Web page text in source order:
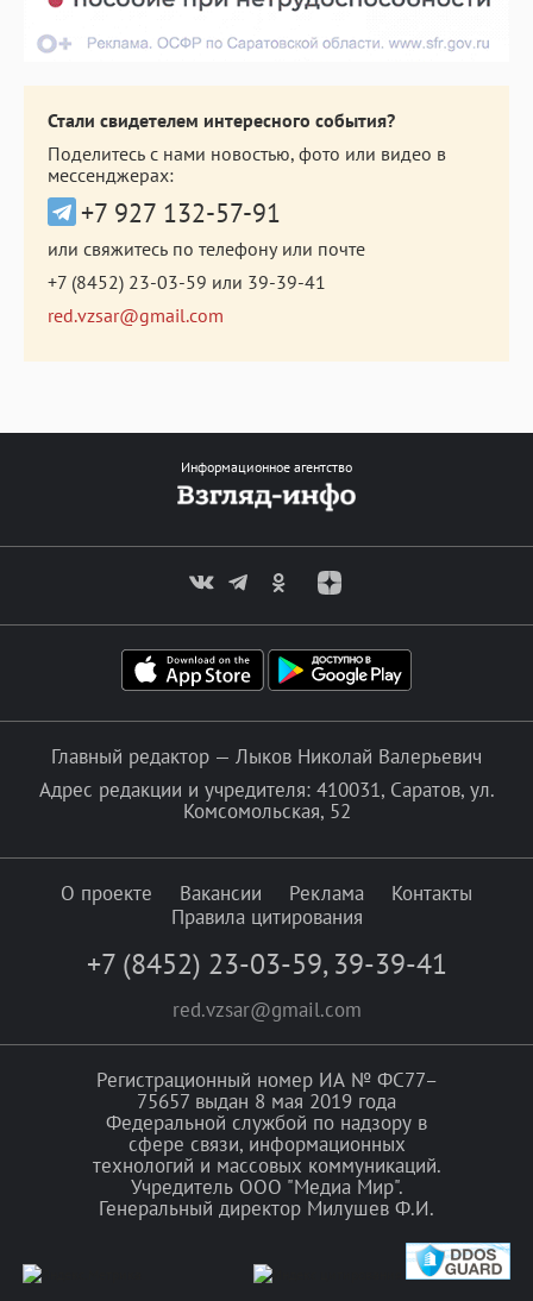
Стали свидетелем интересного события?
Поделитесь с нами новостью, фото или видео в
мессенджерах:
+7 927 132-57-91
или свяжитесь по телефону или почте
+7 (8452) 23-03-59 или 39-39-41
red.vzsar@gmail.com
Информационное агентство
Главный редактор — Лыков Николай Валерьевич
Адрес редакции и учредителя: 410031, Саратов, ул.
Комсомольская, 52
О проекте Вакансии Реклама
Контакты
Правила цитирования
+7 (8452) 23-03-59, 39-39-41
red.vzsar@gmail.com
Регистрационный номер ИА № ФС77–
75657 выдан 8 мая 2019 года
Федеральной службой по надзору в
сфере связи, информационных
технологий и массовых коммуникаций.
Учредитель ООО "Медиа Мир".
Генеральный директор Милушев Ф.И.